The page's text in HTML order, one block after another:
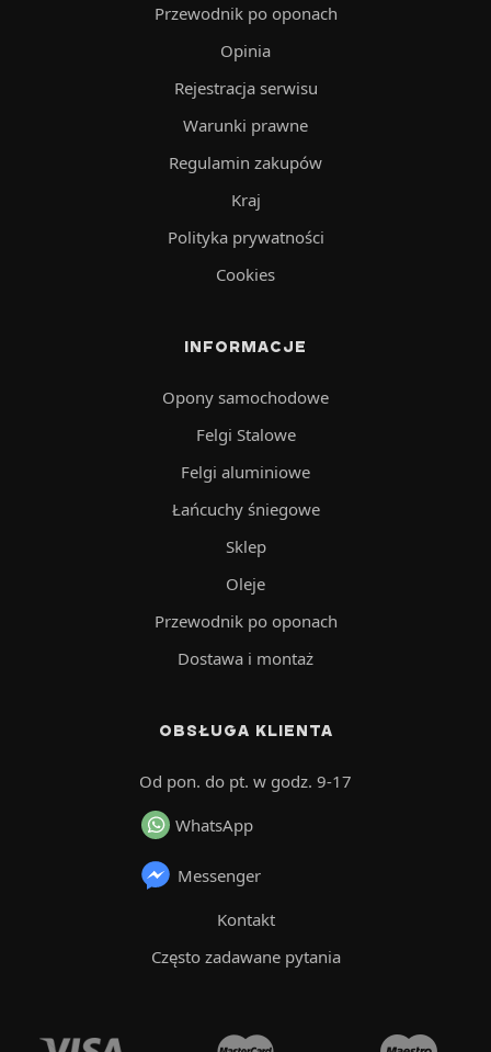
Przewodnik po oponach
Opinia
Rejestracja serwisu
Warunki prawne
Regulamin zakupów
Kraj
Polityka prywatności
Cookies
INFORMACJE
Opony samochodowe
Felgi Stalowe
Felgi aluminiowe
Łańcuchy śniegowe
Sklep
Oleje
Przewodnik po oponach
Dostawa i montaż
OBSŁUGA KLIENTA
Od pon. do pt. w godz. 9-17
WhatsApp
Messenger
Kontakt
Często zadawane pytania